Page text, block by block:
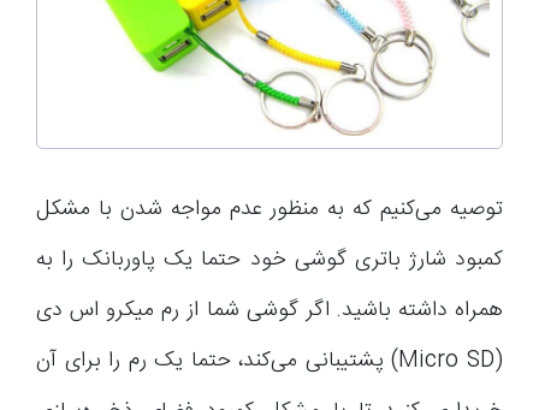
توصیه می‌کنیم که به منظور عدم مواجه شدن با مشکل
کمبود شارژ باتری گوشی خود حتما یک پاوربانک را به
همراه داشته باشید. اگر گوشی شما از رم میکرو اس دی
(Micro SD) پشتیبانی می‌کند، حتما یک رم را برای آن